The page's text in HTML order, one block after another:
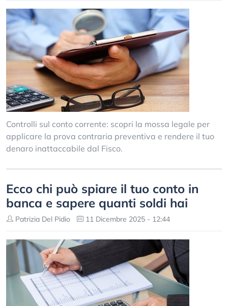
Controlli sul conto corrente: scopri la mossa legale per
applicare la prova contraria preventiva e rendere il tuo
denaro inattaccabile dal Fisco.
Ecco chi può spiare il tuo conto in
banca e sapere quanti soldi hai
Patrizia Del Pidio 11 Dicembre 2025 - 12:44